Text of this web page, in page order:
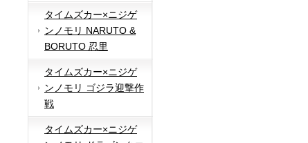
タイムズカー×ニジゲ
ンノモリ NARUTO &
BORUTO 忍里
タイムズカー×ニジゲ
ンノモリ ゴジラ迎撃作
戦
タイムズカー×ニジゲ